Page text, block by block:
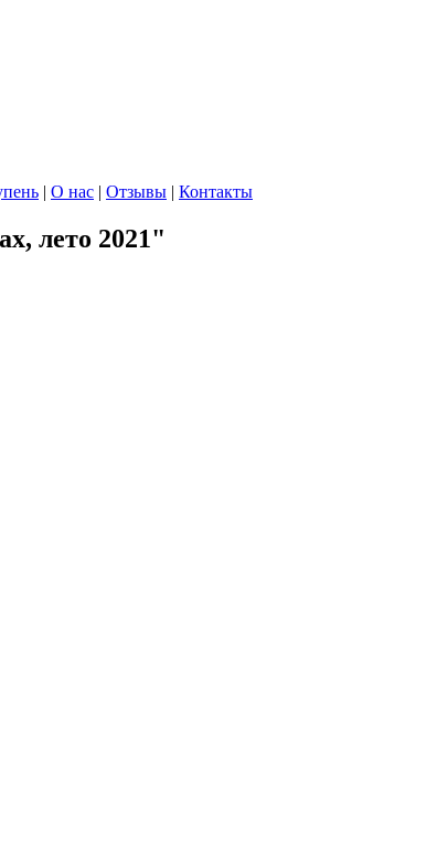
| О нас | Отзывы | Контакты
лето 2021"